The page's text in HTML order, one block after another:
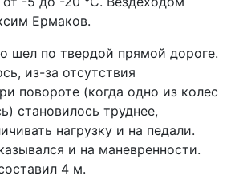
Ермаков.
шел по твердой прямой дороге.
из-за отсутствия
повороте (когда одно из колес
становилось труднее,
нагрузку и на педали.
и на маневренности.
4 м.